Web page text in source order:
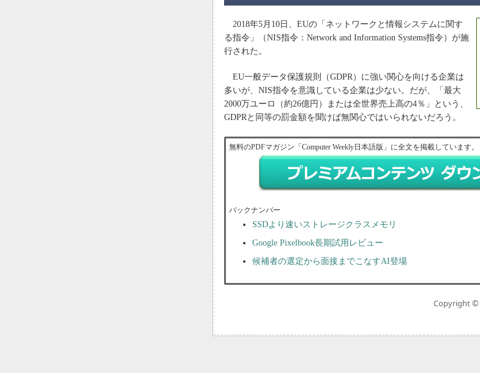
2018年5月10日、EUの「ネットワークと情報システムに関す
る指令」（NIS指令：Network and Information Systems指令）が施
行された。
EU一般データ保護規則（GDPR）に強い関心を向ける企業は
多いが、NIS指令を意識している企業は少ない。だが、「最大
2000万ユーロ（約26億円）または全世界売上高の4％」という、
GDPRと同等の罰金額を聞けば無関心ではいられないだろう。
無料のPDFマガジン「Computer Weekly日本語版」に全文を掲載しています。
バックナンバー
SSDより速いストレージクラスメモリ
Google Pixelbook長期試用レビュー
候補者の選定から面接までこなすAI登場
Copyright ©